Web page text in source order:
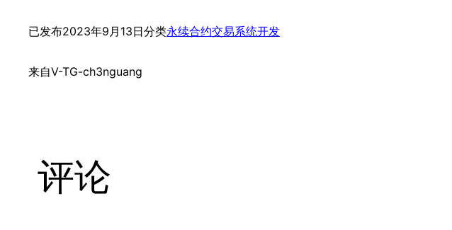
已发布2023年9月13日分类永续合约交易系统开发
来自V-TG-ch3nguang
评论